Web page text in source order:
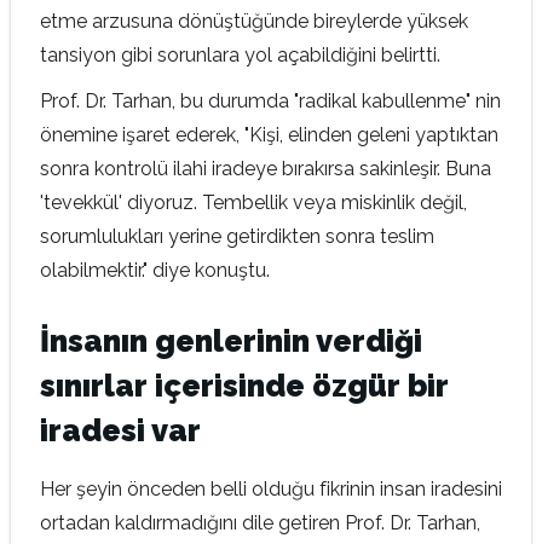
etme arzusuna dönüştüğünde bireylerde yüksek
tansiyon gibi sorunlara yol açabildiğini belirtti.
Prof. Dr. Tarhan, bu durumda "radikal kabullenme" nin
önemine işaret ederek, "Kişi, elinden geleni yaptıktan
sonra kontrolü ilahi iradeye bırakırsa sakinleşir. Buna
'tevekkül' diyoruz. Tembellik veya miskinlik değil,
sorumlulukları yerine getirdikten sonra teslim
olabilmektir." diye konuştu.
İnsanın genlerinin verdiği
sınırlar içerisinde özgür bir
iradesi var
Her şeyin önceden belli olduğu fikrinin insan iradesini
ortadan kaldırmadığını dile getiren Prof. Dr. Tarhan,